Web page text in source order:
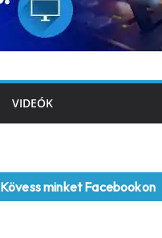
VIDEÓK
Kövess minket Facebookon